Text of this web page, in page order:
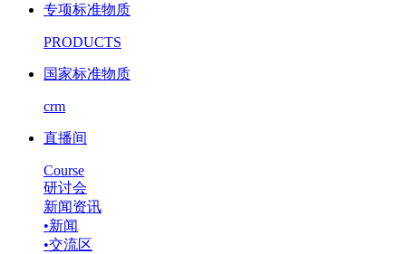
专项标准物质
PRODUCTS
国家标准物质
crm
直播间
Course
研讨会
新闻资讯
•新闻
•交流区